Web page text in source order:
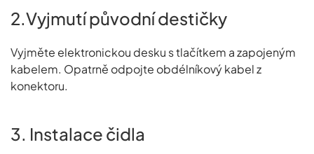
2.Vyjmutí původní destičky
Vyjměte elektronickou desku s tlačítkem a zapojeným
kabelem. Opatrně odpojte obdélníkový kabel z
konektoru.
3. Instalace čidla